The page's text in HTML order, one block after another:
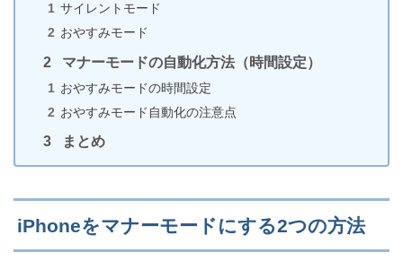
処法
い（iPhone）
サイレントモード
おやすみモード
マナーモードの自動化方法（時間設定）
おやすみモードの時間設定
おやすみモード自動化の注意点
まとめ
iPhoneをマナーモードにする2つの方法